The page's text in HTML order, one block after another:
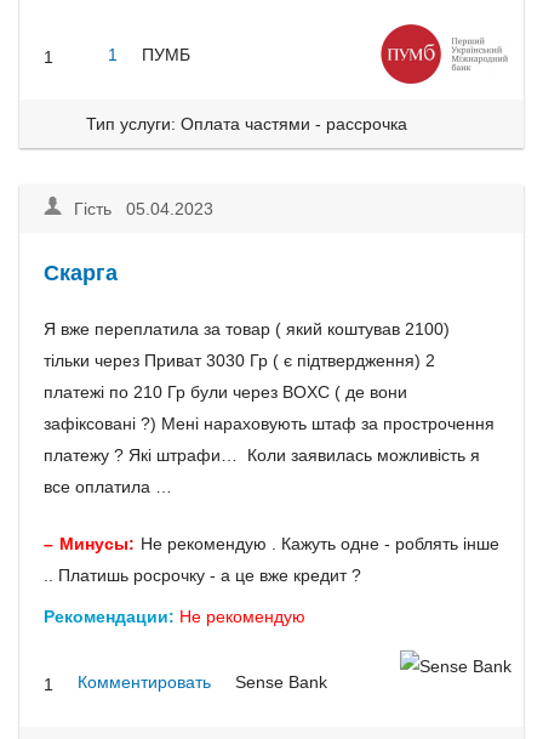
1 1 ПУМБ
Тип услуги: Оплата частями - рассрочка
Гість 05.04.2023
Скарга
Я вже переплатила за товар ( який коштував 2100)
тільки через Приват 3030 Гр ( є підтвердження) 2
платежі по 210 Гр були через BOXC ( де вони
зафіксовані ?) Мені нараховують штаф за прострочення
платежу ? Які штрафи… Коли заявилась можливість я
все оплатила …
Минусы: Не рекомендую . Кажуть одне - роблять інше
.. Платишь росрочку - а це вже кредит ?
Рекомендации: Не рекомендую
1 Комментировать Sense Bank